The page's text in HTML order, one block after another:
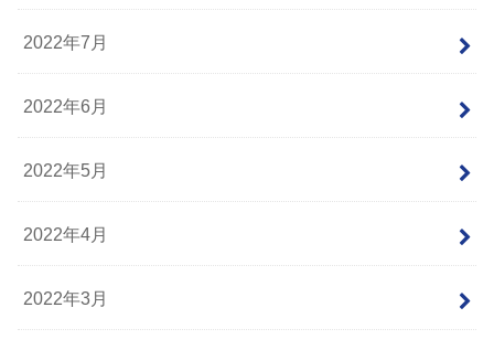
2022年7月
2022年6月
2022年5月
2022年4月
2022年3月